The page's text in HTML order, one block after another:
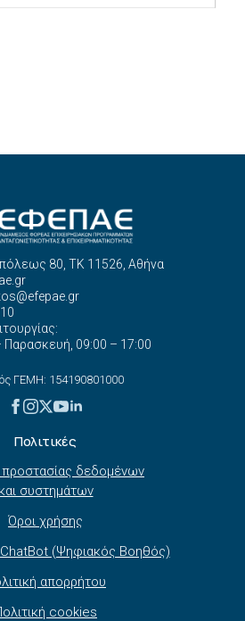
80, ΤΚ 11526, Αθήνα
09:00 – 17:00
ΓΕΜΗ: 154190801000
Πολιτικές
προστασίας δεδομένων
και συστημάτων
Όροι χρήσης
(Ψηφιακός Βοηθός)
απορρήτου
cookies